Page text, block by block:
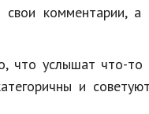
свои комментарии,
что услышат что-то
и